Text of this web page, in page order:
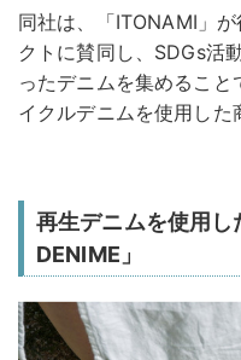
同社は、「ITONAMI」
クトに賛同し、SDGs活
ったデニムを集めるこ
イクルデニムを使用した
再生デニムを使用
DENIME」